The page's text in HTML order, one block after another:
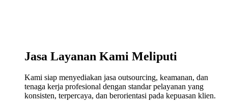
Jasa Layanan Kami Meliputi
Kami siap menyediakan jasa outsourcing, keamanan, dan
tenaga kerja profesional dengan standar pelayanan yang
konsisten, terpercaya, dan berorientasi pada kepuasan klien.